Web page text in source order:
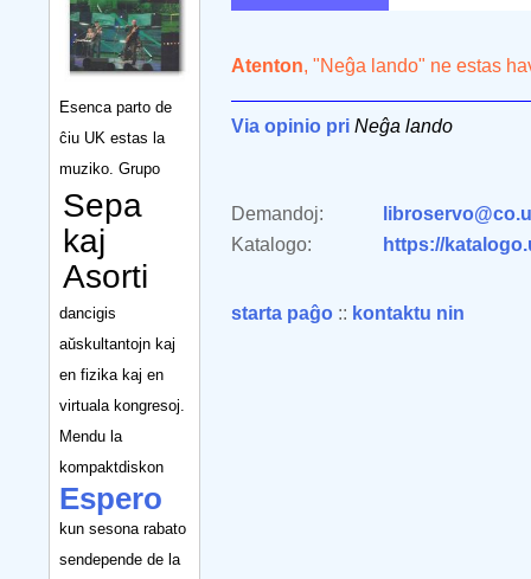
Esenca parto de
ĉiu UK estas la
muziko. Grupo
Sepa
kaj
Asorti
dancigis
aŭskultantojn kaj
en fizika kaj en
virtuala kongresoj.
Mendu la
kompaktdiskon
Espero
kun sesona rabato
sendepende de la
Atenton, "Neĝa lando" ne estas
Via opinio pri Neĝa lando
Demandoj:
Katalogo:
https://
starta paĝo :: kontaktu nin